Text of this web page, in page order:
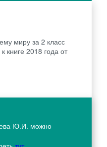
миру за 2 класс
2018 года от
Ю.И. можно